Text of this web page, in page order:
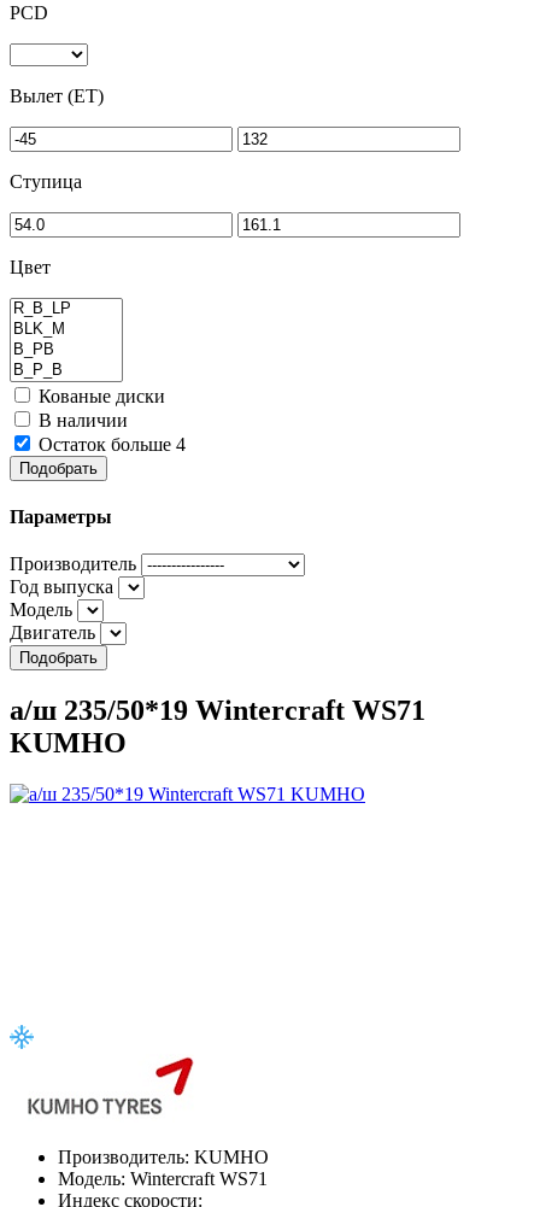
PCD
Вылет (ET)
Ступица
Цвет
Кованые диски
В наличии
Остаток больше 4
Подобрать
Параметры
Производитель
Год выпуска
Модель
Двигатель
Подобрать
а/ш 235/50*19 Wintercraft WS71
KUMHO
Производитель: KUMHO
Модель: Wintercraft WS71
Индекс скорости: